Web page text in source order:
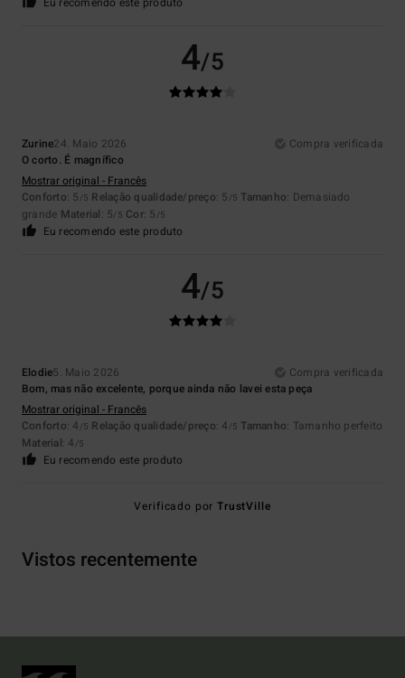
4/5
Zurine24. Maio 2026
Compra verificada
O corto. É magnífico
Mostrar original - Francês
Conforto: 5 /5 Relação qualidade/preço: 5 /5 Tamanho: Demasiado
grande Material: 5/5 Cor: 5 /5
Eu recomendo este produto
4/5
Elodie5. Maio 2026
Compra verificada
Bom, mas não excelente, porque ainda não lavei esta peça
Mostrar original - Francês
Conforto: 4 /5 Relação qualidade/preço: 4 /5 Tamanho: Tamanho perfeito
Material: 4 /5
Eu recomendo este produto
Verificado porTrustVille
Vistos recentemente